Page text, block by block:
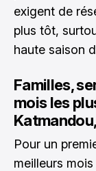
exigent de
plus tôt,
haute saison
Familles,
mois les
Pour un
meilleurs